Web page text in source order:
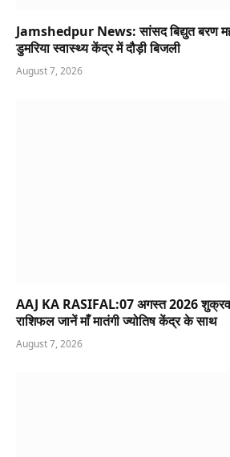
Jamshedpur News: सांसद बिद्युत बरण
डुमरिया स्वास्थ्य केंद्र में दौड़ी बिजली
August 7, 2026
AAJ KA RASIFAL:07 अगस्त 2026
राशिफल जानें माँ मातंगी ज्योतिष केंद्र के साथ
August 7, 2026